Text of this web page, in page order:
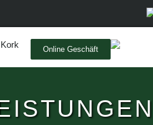
Kork Online Geschäft